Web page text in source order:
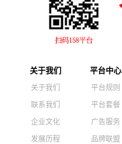
关于我们
关于我们
联系我们
企业文化
发展历程
平台中心
平台规则
平台套餐
广告服务
品牌联盟